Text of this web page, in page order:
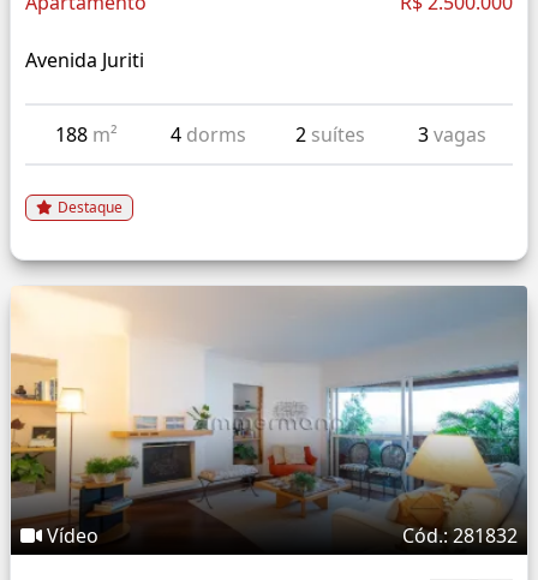
Avenida Juriti
188 m² 4 dorms 2 suítes 3vagas
Destaque
Vídeo Cód.: 281832